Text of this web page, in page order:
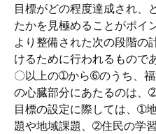
目標がどの程度達成され、
たかを見極めることがポイ
より整備された次の段階の
けるために行われるもので
〇以上の➀から➅のうち、
の心臓部分にあたるのは、
目標の設定に際しては、➀
題や地域課題、➁住民の学